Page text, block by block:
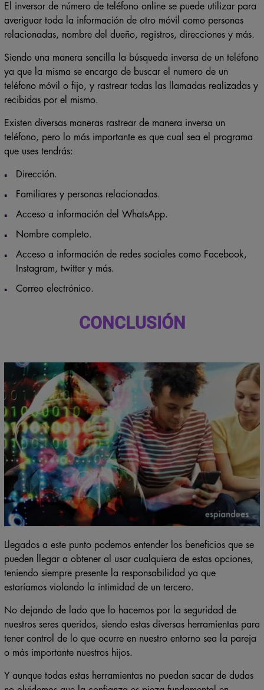
El inversor de número de teléfono online se puede utilizar para
averiguar toda la información de otro móvil como personas
relacionadas, nombre del dueño, registros, direcciones y más.
Siendo una manera sencilla la búsqueda inversa de un teléfono
ya que la misma se encarga de buscar el numero de un
teléfono móvil o fijo, y rastrear todas las llamadas realizadas y
recibidas por el mismo.
Existen diversas maneras rastrear de manera inversa un
teléfono, pero lo más importante es que cual sea el programa
que uses tendrás:
Dirección.
Familiares y personas relacionadas.
Acceso a información del WhatsApp.
Nombre completo.
Acceso a información de redes sociales como Facebook,
Instagram, twitter y más.
Correo electrónico.
CONCLUSIÓN
Llegados a este punto podemos entender los beneficios que se
pueden llegar a obtener al usar cualquiera de estas opciones,
teniendo siempre presente la responsabilidad ya que
estaríamos violando la intimidad de un tercero.
No dejando de lado que lo hacemos por la seguridad de
nuestros seres queridos, siendo estas diversas herramientas para
tener control de lo que ocurre en nuestro entorno sea la pareja
o más importante nuestros hijos.
Y aunque todas estas herramientas no puedan sacar de dudas